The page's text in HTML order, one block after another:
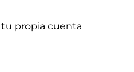
tu propia cuenta